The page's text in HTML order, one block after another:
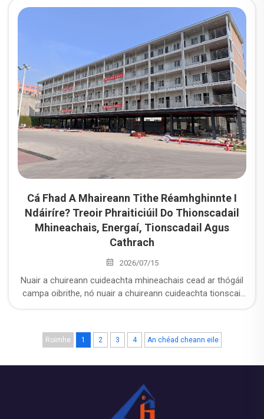
rogha príomhphríomhach do thógáil campa toirmiscthe ar
fud an domhain. I measc na dtógálacha seo, is iad na
tógáil réamhghinnte do sheomraí codlata an cineál is mó
úsáidte de thógáil campa do champaí a sheirbhisíonn
suíomhanna muintire, tionscail énergaí, páirceanna
tionsclaíochta agus forbairtí infrastruchtúr.
Cá Fhad A Mhaireann Tithe Réamhghinnte I
Ndáiríre? Treoir Phraiticiúil Do Thionscadail
Mhineachais, Energaí, Tionscadail Agus
Cathrach
2026/07/15
Nuair a chuireann cuideachta mhineachais cead ar thógáil
campa oibrithe, nó nuair a chuireann cuideachta tionscail
seo i úsáid?
Roimhe 1 2 3 4 An chéad cheann eile